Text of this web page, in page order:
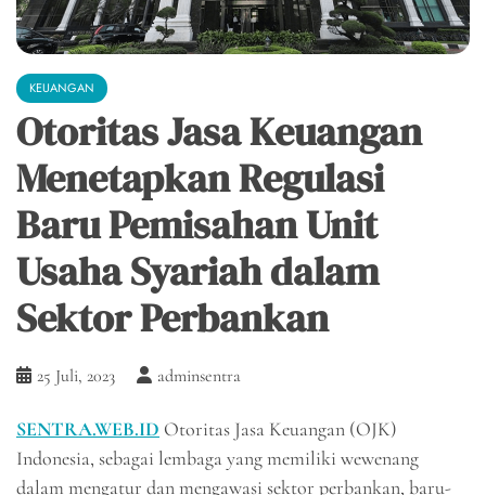
KEUANGAN
Otoritas Jasa Keuangan
Menetapkan Regulasi
Baru Pemisahan Unit
Usaha Syariah dalam
Sektor Perbankan
25 Juli, 2023 adminsentra
SENTRA.WEB.ID Otoritas Jasa Keuangan (OJK)
Indonesia, sebagai lembaga yang memiliki wewenang
dalam mengatur dan mengawasi sektor perbankan, baru-